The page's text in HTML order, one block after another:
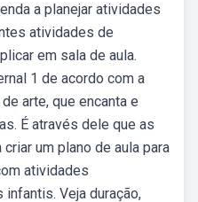
a planejar atividades
atividades de
em sala de aula.
1 de acordo com a
arte, que encanta e
É através dele que as
um plano de aula para
atividades
Veja duração,